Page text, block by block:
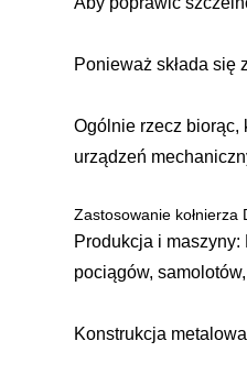
Ponieważ składa się
Ogólnie rzecz biorąc,
urządzeń
Zastosowanie
Produkcja i
pociągów,
Konstrukcja